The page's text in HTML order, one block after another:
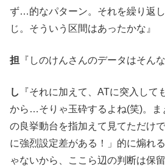
ず…的なパターン。それを繰り返
じ。そういう区間はあったかな』
担 『しのけんさんのデータはそん
し
『それに加えて、ATに突入して
から…そりゃ玉砕するよね(笑)。ま
の良挙動台を指加えて見てただけ
に強烈設定差がある！」的に煽れ
ゃないから、ここら辺の判断は保留